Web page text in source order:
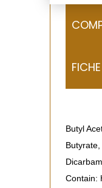
Butyl
Contain: